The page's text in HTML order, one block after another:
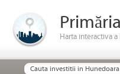
Harta interactiva